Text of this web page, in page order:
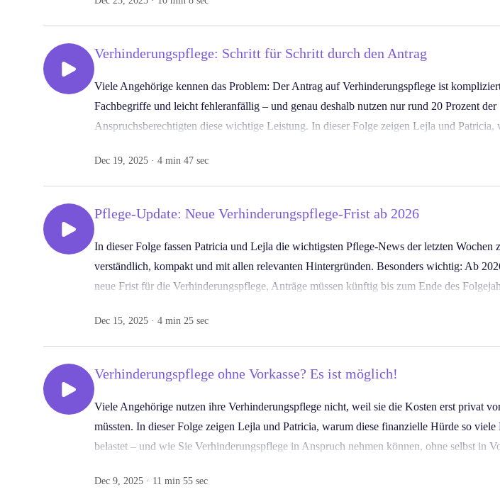
https://flexxi.care/de/verhinderungspflege?
; empfehlen Sie die Folge gern weiter, damit keine pflegende Familie wichtige Leistungen
Verhinderungspflege: Schritt für Schritt durch den Antrag
Viele Angehörige kennen das Problem: Der Antrag auf Verhinderungspflege ist
Fachbegriffe und leicht fehleranfällig – und genau deshalb nutzen nur rund 20 Prozent der
Anspruchsberechtigten diese wichtige Leistung. In dieser Folge zeigen Lejla und Patricia,
alle erforderlichen Angaben, erstellt automatisch einen vollständigen PDF-Antrag und stellt
keine wichtigen Informationen fehlen. So wird Verhinderungspflege endlich so einfach
Angehörigen einen kurzen Moment zum Durchatmen, während sie sich orientieren, welche
Möglichkeiten es gibt.
https://verhinderungspflege.beantragen.flexxi.care/?
utm_source=spotify&utm_medium=podcast&utm_campaign=kurz_mal_pflege_Chatbot
, und wenn Sie jemanden kennen, der mit dem Antrag auf Verhinderungspflege kämpft,
Dec 19, 2025 · 4 min 47 sec
Pflege-Update: Neue Verhinderungspflege-Frist ab 2026
In dieser Folge fassen Patricia und Lejla die wichtigsten Pflege-News der letzten Wochen
verständlich, kompakt und mit allen relevanten Hintergründen. Besonders wichtig: Ab
neue Frist für die Verhinderungspflege, Anträge müssen künftig bis zum Ende des
pflegender Angehöriger und politische Entwicklungen.
bleiben. Weitere Informationen finden Sie auf
utm_source=spotify&utm_medium=podcast&utm_campaign=kurz_mal_pflege_Pflege-
– und wenn Sie jemanden kennen, der von diesen News profitieren würde, freuen wir uns
Dec 15, 2025 · 4 min 25 sec
Verhinderungspflege ohne Vorkasse? Es ist möglich!
Viele Angehörige nutzen ihre Verhinderungspflege nicht, weil sie die Kosten erst privat
müssten. In dieser Folge zeigen Lejla und Patricia, warum diese finanzielle Hürde so viele
belastet – und wie Sie Verhinderungspflege in Anspruch nehmen können, ohne selbst in
Dec 9, 2025 · 11 min 55 sec